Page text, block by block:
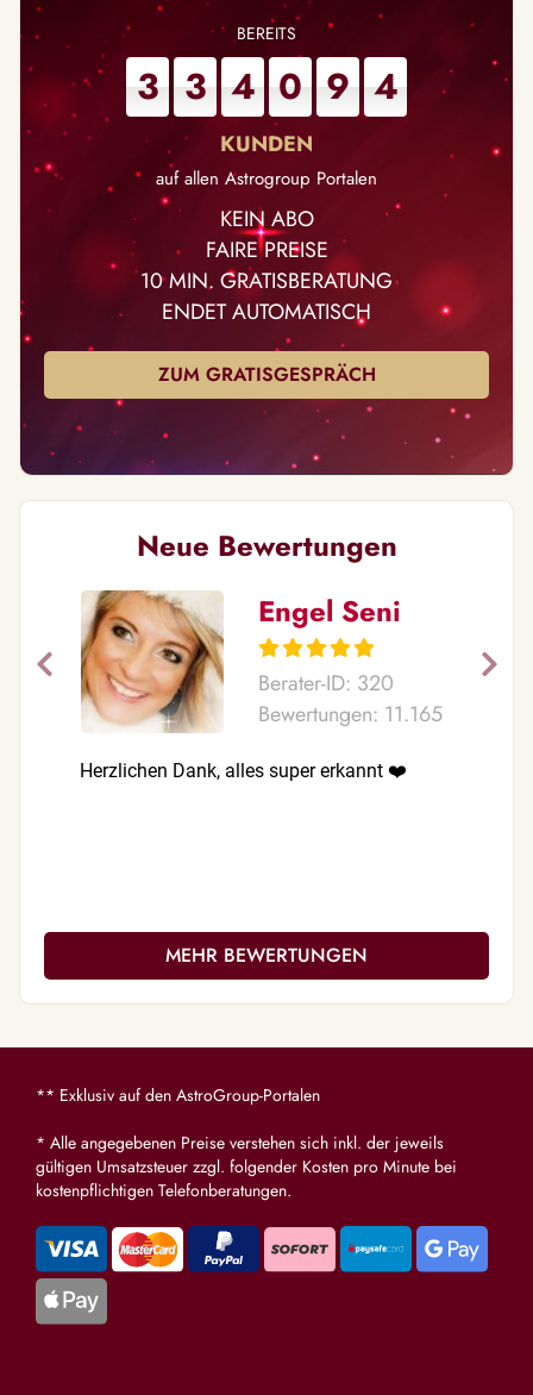
3 3 4 0 9 4
auf allen Astrogroup Portalen
KEIN ABO
FAIRE PREISE
10 MIN. GRATISBERATUNG
ENDET AUTOMATISCH
ZUM GRATISGESPRÄCH
Neue Bewertungen
Engel Seni
Berater-ID: 320
Bewertungen: 11.165
Herzlichen Dank, alles super erkannt ❤️
MEHR BEWERTUNGEN
** Exklusiv auf den AstroGroup-Portalen
* Alle angegebenen Preise verstehen sich inkl. der jeweils
gültigen Umsatzsteuer zzgl. folgender Kosten pro Minute bei
kostenpflichtigen Telefonberatungen.